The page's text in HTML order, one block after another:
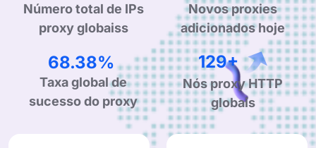
Número total de IPs
proxy globaiss
Novos proxies
adicionados hoje
99.90%
Taxa global de
sucesso do proxy
190+
Nós proxy HTTP
globais